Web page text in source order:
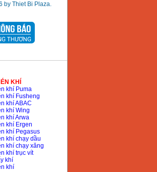
by Thiet Bi Plaza.
KHÍ
khí Puma
khí Fusheng
khí ABAC
khí Wing
khí Arwa
khí Ergen
khí Pegasus
khí chạy dầu
khí chạy xăng
khí trục vít
khí
khí